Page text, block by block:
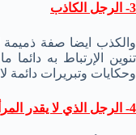
3- الرجل الكاذب
والكذب ايضا صفة ذميمة
تنوين الإرتباط به
وحكايات وتبريرات
4- الرجل الذي لا يقدر المرأة